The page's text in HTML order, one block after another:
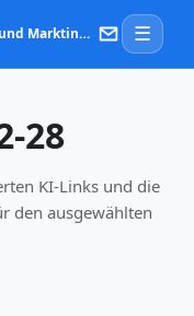
KI‑Links – Anwendungen, Lösungen und Marktinformationen zu Künstlicher Intelligenz ☰
28
KI-Links und die
den ausgewählten